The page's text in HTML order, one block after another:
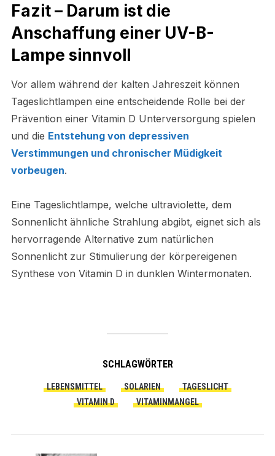
Fazit – Darum ist die
Anschaffung einer UV-B-
Lampe sinnvoll
Vor allem während der kalten Jahreszeit können
Tageslichtlampen eine entscheidende Rolle bei der
Prävention einer Vitamin D Unterversorgung spielen
und die Entstehung von depressiven
Verstimmungen und chronischer Müdigkeit
vorbeugen.
Eine Tageslichtlampe, welche ultraviolette, dem
Sonnenlicht ähnliche Strahlung abgibt, eignet sich als
hervorragende Alternative zum natürlichen
Sonnenlicht zur Stimulierung der körpereigenen
Synthese von Vitamin D in dunklen Wintermonaten.
SCHLAGWÖRTER
LEBENSMITTEL SOLARIEN
TAGESLICHT
VITAMIN D
VITAMINMANGEL